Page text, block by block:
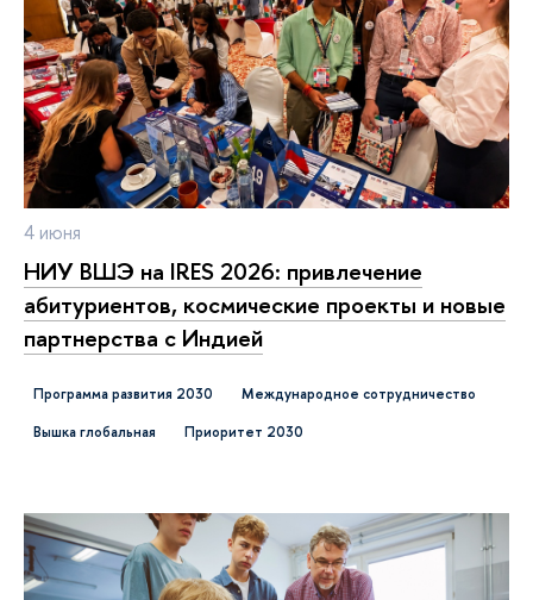
4 июня
НИУ ВШЭ на IRES 2026: привлечение
абитуриентов, космические проекты и новые
партнерства с Индией
Программа развития 2030
международное сотрудничество
ышка глобальная
Приоритет 2030